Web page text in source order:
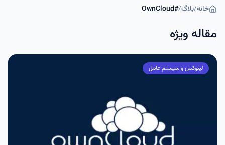
خانه/بلاگ/
#
OwnCloud
مقاله ویژه
لینوکس و سیستم عامل